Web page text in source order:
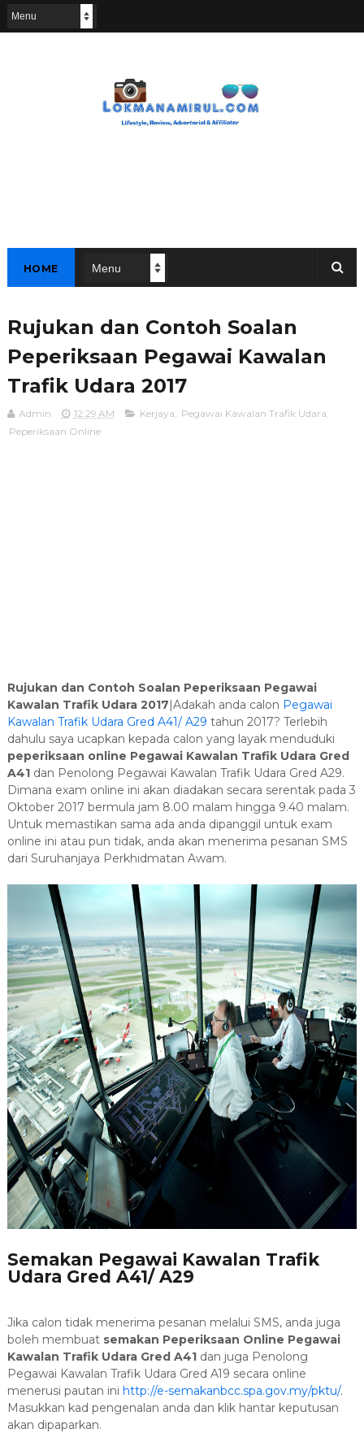
HOME
Rujukan dan Contoh Soalan
Peperiksaan Pegawai Kawalan
Trafik Udara 2017
Admin 12:29 AM Kerjaya, Pegawai Kawalan Trafik Udara,
Peperiksaan Online
Rujukan dan Contoh Soalan Peperiksaan Pegawai
Kawalan Trafik Udara 2017|Adakah anda calon Pegawai
Kawalan Trafik Udara Gred A41/ A29 tahun 2017? Terlebih
dahulu saya ucapkan kepada calon yang layak menduduki
peperiksaan online Pegawai Kawalan Trafik Udara Gred
A41 dan Penolong Pegawai Kawalan Trafik Udara Gred A29.
Dimana exam online ini akan diadakan secara serentak pada 3
Oktober 2017 bermula jam 8.00 malam hingga 9.40 malam.
Untuk memastikan sama ada anda dipanggil untuk exam
online ini atau pun tidak, anda akan menerima pesanan SMS
dari Suruhanjaya Perkhidmatan Awam.
Semakan Pegawai Kawalan Trafik
Udara Gred A41/ A29
Jika calon tidak menerima pesanan melalui SMS, anda juga
boleh membuat semakan Peperiksaan Online Pegawai
Kawalan Trafik Udara Gred A41 dan juga Penolong
Pegawai Kawalan Trafik Udara Gred A19 secara online
menerusi pautan ini http://e-semakanbcc.spa.gov.my/pktu/.
Masukkan kad pengenalan anda dan klik hantar keputusan
akan dipaparkan.